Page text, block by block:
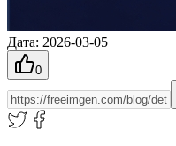
Дата: 2026-03-05
0